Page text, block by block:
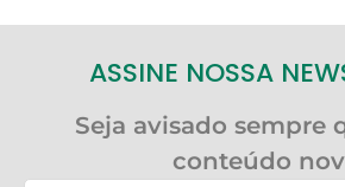
ASSINE NOSSA
Seja avisado sempre
conteúdo